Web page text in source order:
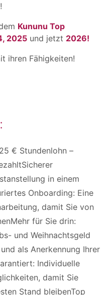
Kununu Top
2025 und jetzt 2026!
ihren Fähigkeiten!
€ Stundenlohn –
in einem
Onboarding: Eine
damit Sie von
für Sie drin:
und Weihnachtsgeld
als Anerkennung Ihrer
Individuelle
damit Sie
Stand bleibenTop